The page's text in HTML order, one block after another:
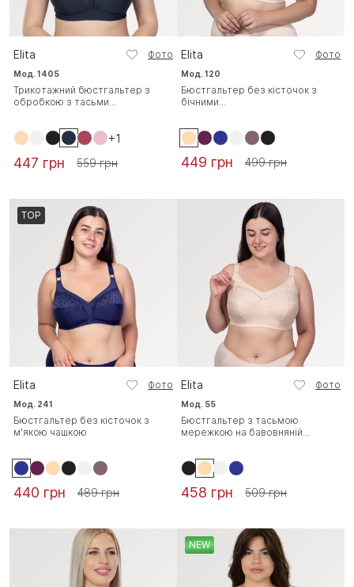
Elita Фото
Мод. 1405
Трикотажний бюстгальтер з
обробкою з тасьми...
+1
447 грн 559 грн
Elita Фото
Мод. 120
Бюстгальтер без кісточок з
бічними...
449 грн 499 грн
TOP
Elita Фото
Мод. 241
Бюстгальтер без кісточок з
м'якою чашкою
440 грн 489 грн
Elita Фото
Мод. 55
Бюстгальтер з тасьмою
мережкою на бавовняній...
458 грн 509 грн
NEW